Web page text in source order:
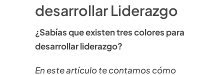
desarrollar Liderazgo
¿Sabías que existen tres colores para
desarrollar liderazgo?
En este artículo te contamos cómo